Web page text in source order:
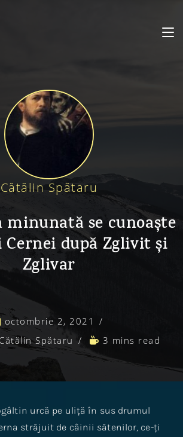
Cătălin Spătaru
se cunoaște
după Zglivit și
Zglivar
octombrie 2, 2021
Spătaru 3 mins read
urcă pe uliță în sus drumul
străjuit de câinii sătenilor, ce-ți